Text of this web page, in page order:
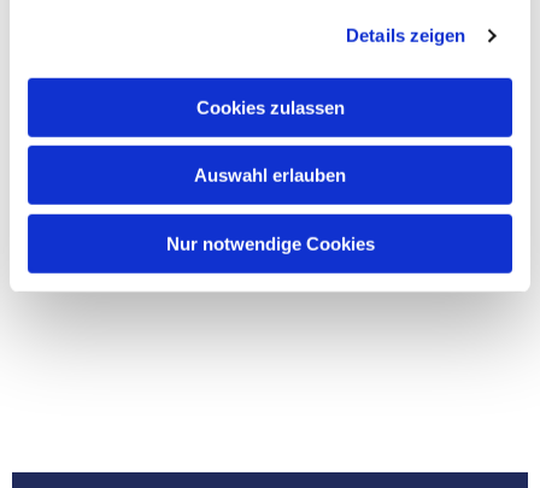
Details zeigen
Cookies zulassen
Auswahl erlauben
Nur notwendige Cookies